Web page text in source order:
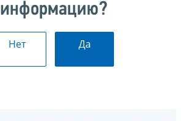
информацию?
Нет Да